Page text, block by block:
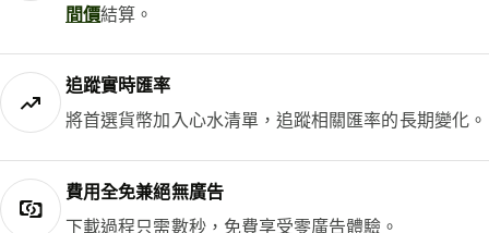
間價結算。
追蹤實時匯率
將首選貨幣加入心水清單，追蹤相關匯率的長期變化。
費用全免兼絕無廣告
下載過程只需數秒，免費享受零廣告體驗。